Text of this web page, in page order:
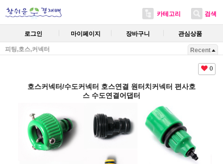
카테고리 검색
로그인 마이페이지 장바구니 관심상품
피팅,호스,커넥터 Recent
0
호스커넥터/수도커넥터 호스연결 원터치커넥터 편사호
스 수도연결어댑터